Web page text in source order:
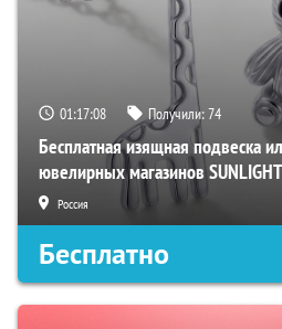
01:17:07 Получили:74
Бесплатная изящная подвеска
ювелирных магазинов SUNLIGHT
Россия
Бесплатно